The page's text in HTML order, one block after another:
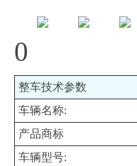
0
整车技术参数
车辆名称:
产品商标
车辆型号: